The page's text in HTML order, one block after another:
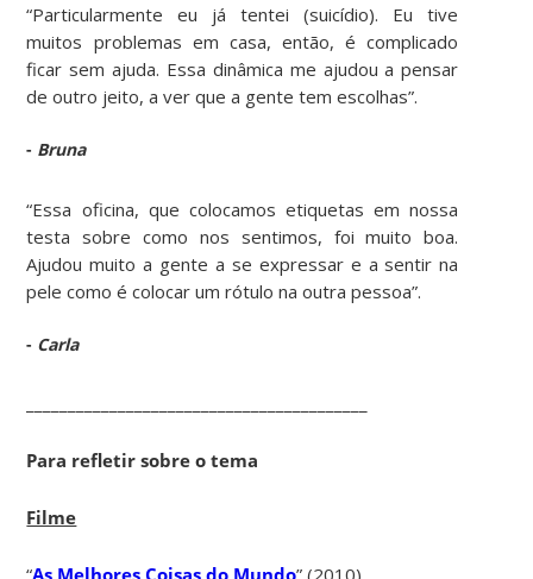
“Particularmente eu já tentei (suicídio). Eu tive
muitos problemas em casa, então, é complicado
ficar sem ajuda. Essa dinâmica me ajudou a pensar
de outro jeito, a ver que a gente tem escolhas”.
- Bruna
“Essa oficina, que colocamos etiquetas em nossa
testa sobre como nos sentimos, foi muito boa.
Ajudou muito a gente a se expressar e a sentir na
pele como é colocar um rótulo na outra pessoa”.
- Carla
Para refletir sobre o tema
Filme